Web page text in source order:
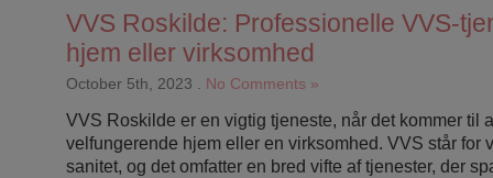
VVS Roskilde: Professionelle VVS-
hjem eller virksomhed
October 5th, 2023 No Comments »
VVS Roskilde er en vigtig tjeneste, når det kommer til
velfungerende hjem eller en virksomhed. VVS står for
sanitet, og det omfatter en bred vifte af tjenester, der